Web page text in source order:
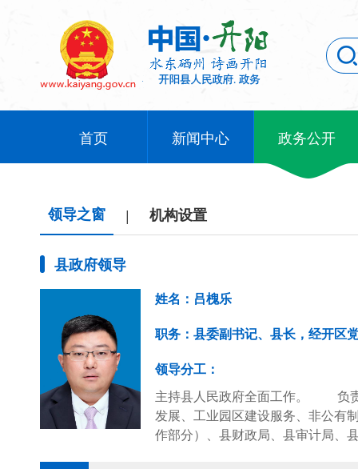
首页 新闻中心 政务公开
领导之窗 | 机构设置
县政府领导
姓名：吕槐乐
职务：县委副书记、县长，经开区
领导分工：
主持县人民政府全面工作。 负责
发展、工业园区建设服务、非公
作部分）、县财政局、县审计